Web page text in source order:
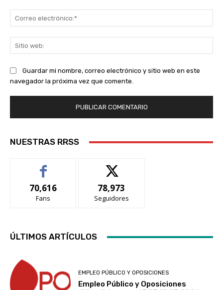
Guardar mi nombre, correo electrónico y sitio web en este
navegador la próxima vez que comente.
NUESTRAS RRSS
70,616
Fans
78,973
Seguidores
ÚLTIMOS ARTÍCULOS
EMPLEO PÚBLICO Y OPOSICIONES
Empleo Público y Oposiciones